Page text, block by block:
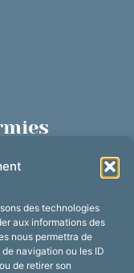
des technologies
aux informations des
nous permettra de
navigation ou les ID
de retirer son
:
à 17h30